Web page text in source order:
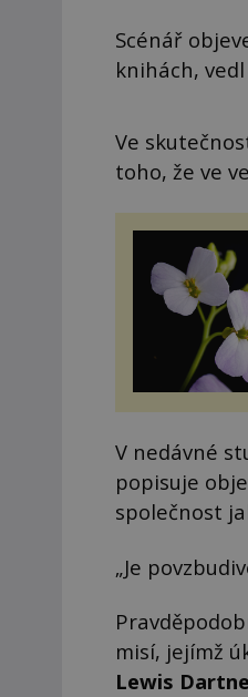
Scénář
knihách,
Ve
toho, že ve
V nedávné
popisuje
společnost
„Je
misí, jejímž
Lewis